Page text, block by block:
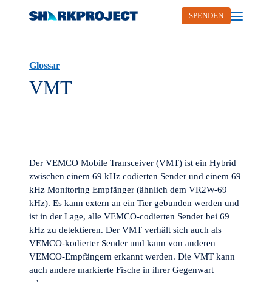
SPENDEN
Open
Glossar
VMT
Der VEMCO Mobile Transceiver (VMT) ist ein Hybrid
zwischen einem 69 kHz codierten Sender und einem 69
kHz Monitoring Empfänger (ähnlich dem VR2W-69
kHz). Es kann extern an ein Tier gebunden werden und
ist in der Lage, alle VEMCO-codierten Sender bei 69
kHz zu detektieren. Der VMT verhält sich auch als
VEMCO-kodierter Sender und kann von anderen
VEMCO-Empfängern erkannt werden. Die VMT kann
auch andere markierte Fische in ihrer Gegenwart